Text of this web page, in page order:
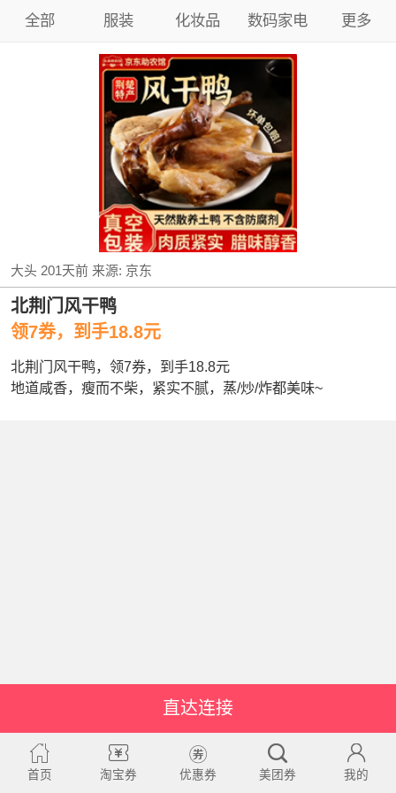
全部 服装 化妆品 数码家电 更多
大头 201天前来源: 京东
北荆门风干鸭
领7券，到手18.8元
北荆门风干鸭，领7券，到手18.8元
地道咸香，瘦而不柴，紧实不腻，蒸/炒/炸都美味~
直达连接
首页 淘宝券 优惠券 美团券 我的